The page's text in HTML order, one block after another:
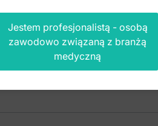
Jestem profesjonalistą - osobą
zawodowo związaną z branżą
medyczną